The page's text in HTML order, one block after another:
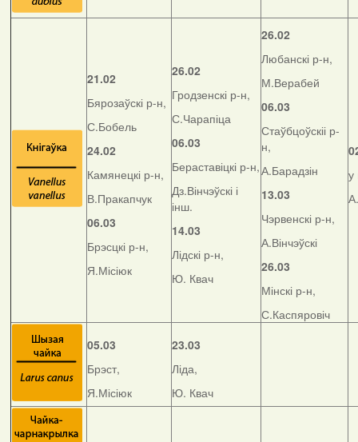
21.02
Бярозаўскі р-н,
С.Бобель
24.02
Камянецкі р-н,
В.Пракапчук
06.03
Брэсцкі р-н,
Я.Місіюк
26.02
Гродзенскі р-н,
С.Чарапіца
06.03
Бераставіцкі р-н,
Дз.Вінчэўскі і
інш.
14.03
Лідскі р-н,
Ю. Квач
26.02
Любанскі р-н,
М.Верабей
06.03
Стаўбцоўскіі р-
н,
А.Барадзін
13.03
Чэрвенскі р-н,
А.Вінчэўскі
26.03
Мінскі р-н,
С.Каспяровіч
у
05.03
Брэст,
Я.Місіюк
23.03
Ліда,
Ю. Квач